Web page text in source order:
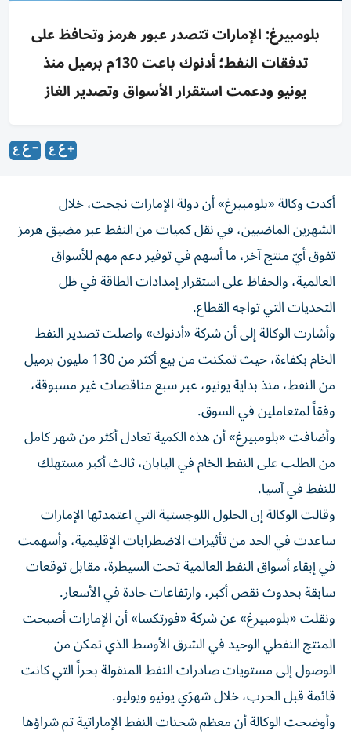
بلومبيرغ: الإمارات تتصدر عبور هرمز وتحافظ على
تدفقات النفط؛ أدنوك باعت 130م برميل منذ
يونيو ودعمت استقرار الأسواق وتصدير الغاز
أكدت وكالة «بلومبيرغ» أن دولة الإمارات نجحت، خلال
الشهرين الماضيين، في نقل كميات من النفط عبر مضيق هرمز
تفوق أيّ منتج آخر، ما أسهم في توفير دعم مهم للأسواق
العالمية، والحفاظ على استقرار إمدادات الطاقة في ظل
التحديات التي تواجه القطاع.
وأشارت الوكالة إلى أن شركة «أدنوك» واصلت تصدير النفط
الخام بكفاءة، حيث تمكنت من بيع أكثر من 130 مليون برميل
من النفط، منذ بداية يونيو، عبر سبع مناقصات غير مسبوقة،
وفقاً لمتعاملين في السوق.
وأضافت «بلومبيرغ» أن هذه الكمية تعادل أكثر من شهر كامل
من الطلب على النفط الخام في اليابان، ثالث أكبر مستهلك
للنفط في آسيا.
وقالت الوكالة إن الحلول اللوجستية التي اعتمدتها الإمارات
ساعدت في الحد من تأثيرات الاضطرابات الإقليمية، وأسهمت
في إبقاء أسواق النفط العالمية تحت السيطرة، مقابل توقعات
سابقة بحدوث نقص أكبر، وارتفاعات حادة في الأسعار.
ونقلت «بلومبيرغ» عن شركة «فورتكسا» أن الإمارات أصبحت
المنتج النفطي الوحيد في الشرق الأوسط الذي تمكن من
الوصول إلى مستويات صادرات النفط المنقولة بحراً التي كانت
قائمة قبل الحرب، خلال شهرَي يونيو ويوليو.
وأوضحت الوكالة أن معظم شحنات النفط الإماراتية تم شراؤها